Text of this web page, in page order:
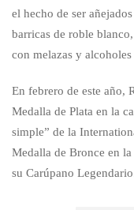
el hecho de ser
barricas de roble
con melazas y alcoholes
En febrero de este año,
Medalla de Plata en la
simple” de la
Medalla de Bronce en
su Carúpano